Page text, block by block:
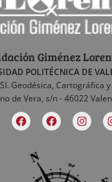
Giménez
POLITÉCNICA DE
Geodésica, Cartográfica
de Vera, s/n - 46022